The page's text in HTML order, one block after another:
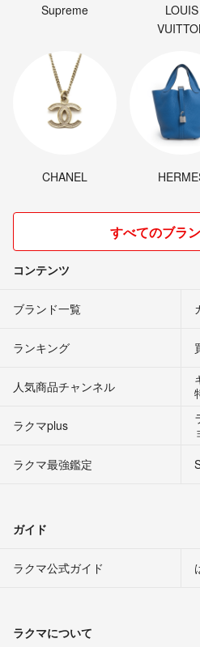
Supreme
LOUIS
CHANEL
すべてのブラ
コンテンツ
ブランド一覧
ランキング
人気商品チャンネル
ラクマplus
ラクマ最強鑑定
ガイド
ラクマ公式ガイド
ラクマについて